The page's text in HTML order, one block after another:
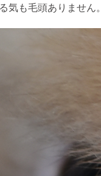
気も毛頭ありません。